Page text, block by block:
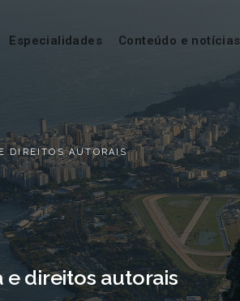
Especialidades Conteúdo e notícias
DIREITOS AUTORAIS
direitos autorais